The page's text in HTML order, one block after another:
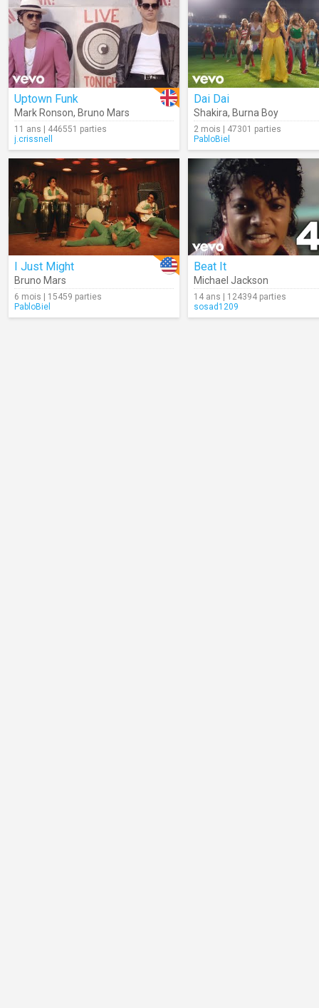
Uptown Funk
Mark Ronson, Bruno Mars
11 ans | 446551 parties
j.crissnell
Dai Dai
Shakira, Burna Boy
2 mois | 47301 parties
PabloBiel
I Just Might
Bruno Mars
6 mois | 15459 parties
PabloBiel
Beat It
Michael Jackson
14 ans | 124394 parties
sosad1209